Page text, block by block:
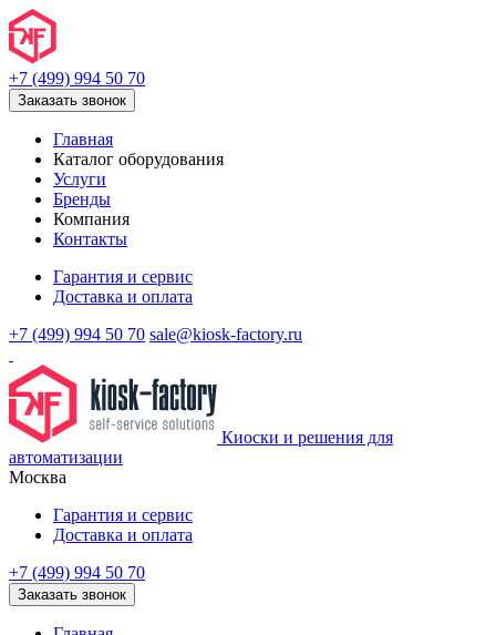
+7 (499) 994 50 70
Заказать звонок
Главная
Каталог оборудования
Услуги
Бренды
Компания
Контакты
Гарантия и сервис
Доставка и оплата
+7 (499) 994 50 70 sale@kiosk-factory.ru
Киоски и решения для
автоматизации
Москва
Гарантия и сервис
Доставка и оплата
+7 (499) 994 50 70
Заказать звонок